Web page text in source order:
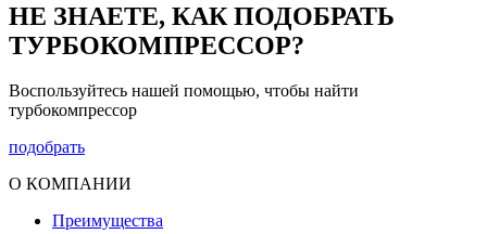
НЕ ЗНАЕТЕ, КАК ПОДОБРАТЬ
ТУРБОКОМПРЕССОР?
Воспользуйтесь нашей помощью, чтобы найти
турбокомпрессор
подобрать
О КОМПАНИИ
Преимущества